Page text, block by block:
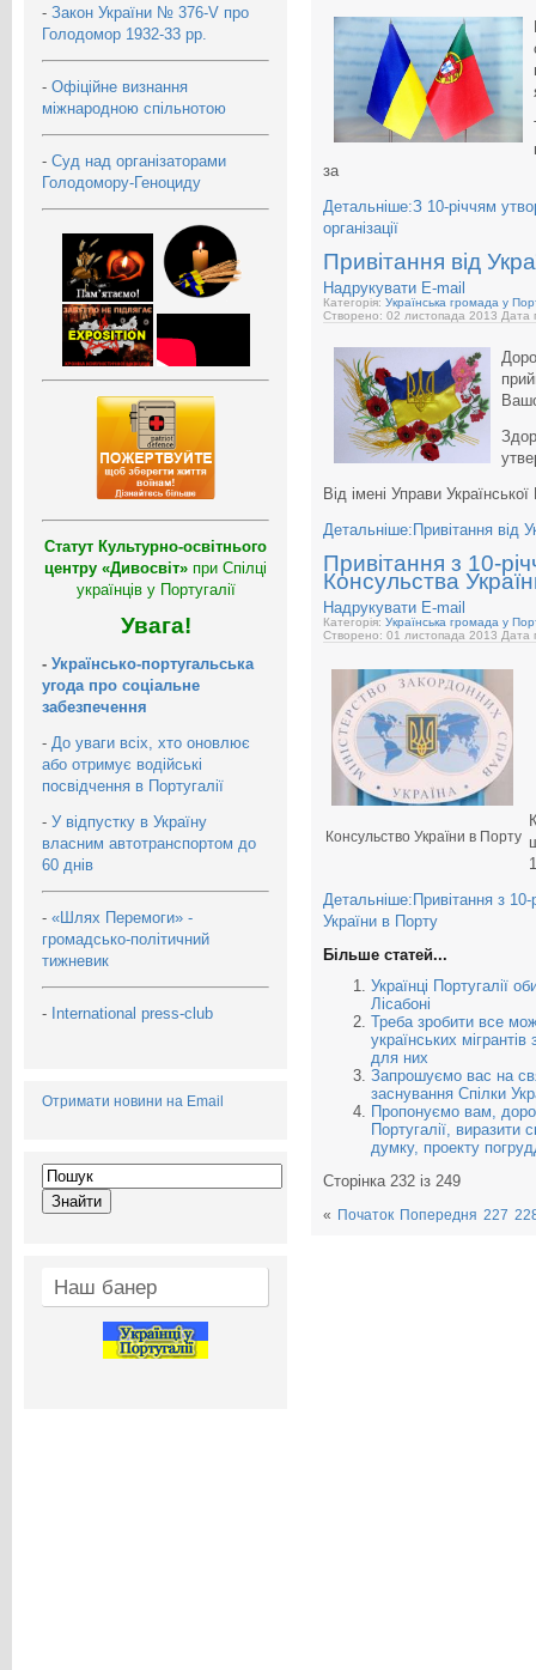
- Закон України № 376-V про
Голодомор 1932-33 рр.
- Офіційне визнання
міжнародною спільнотою
- Суд над організаторами
Голодомору-Геноциду
Статут Культурно-освітнього
центру «Дивосвіт» при Спілці
українців у Португалії
Увага!
- Українсько-португальська
угода про соціальне
забезпечення
- До уваги всіх, хто оновлює
або отримує водійські
посвідчення в Португалії
- У відпустку в Україну
власним автотранспортом до
60 днів
- «Шлях Перемоги» -
громадсько-політичний
тижневик
- International press-club
Отримати новини на Email
Наш банер
за
Детальніше:З 10-річчям
організації
Привітання від
Надрукувати E-mail
Категорія: Українська громада у
Створено: 02 листопада 2013 Дата
Від імені Управи
Детальніше:Привітання від
Привітання з 10-
Консульства
Надрукувати E-mail
Категорія: Українська громада у
Створено: 01 листопада 2013 Дата
Консульство України в Порту
Детальніше:Привітання з
України в Порту
Більше статей...
Українці Португалії
Лісабоні
Треба зробити все
українських
для них
Запрошуємо вас на
заснування Спілки
Пропонуємо вам,
Португалії, виразити
думку, проекту
Сторінка 232 із 249
« Початок Попередня 227